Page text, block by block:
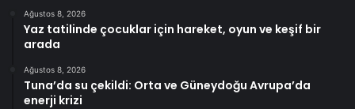
Ağustos 8, 2026
Yaz tatilinde çocuklar için hareket, oyun ve keşif bir
arada
Ağustos 8, 2026
Tuna’da su çekildi: Orta ve Güneydoğu Avrupa’da
enerji krizi